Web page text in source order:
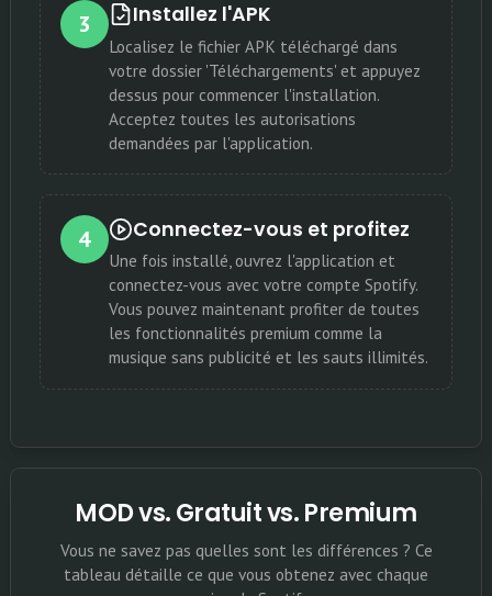
3 Installez l'APK
Localisez le fichier APK téléchargé dans
votre dossier 'Téléchargements' et appuyez
dessus pour commencer l'installation.
Acceptez toutes les autorisations
demandées par l'application.
4 Connectez-vous et profitez
Une fois installé, ouvrez l'application et
connectez-vous avec votre compte Spotify.
Vous pouvez maintenant profiter de toutes
les fonctionnalités premium comme la
musique sans publicité et les sauts illimités.
MOD vs. Gratuit vs. Premium
Vous ne savez pas quelles sont les différences ? Ce
tableau détaille ce que vous obtenez avec chaque